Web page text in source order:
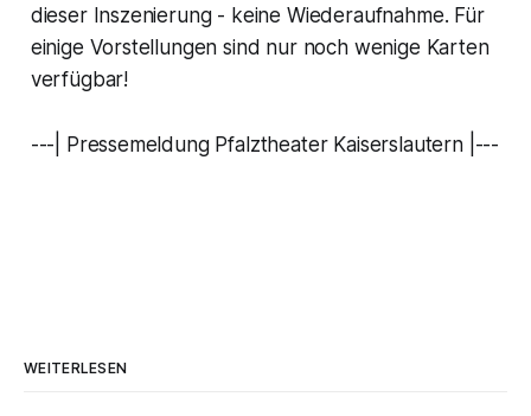
dieser Inszenierung - keine Wiederaufnahme. Für
einige Vorstellungen sind nur noch wenige Karten
verfügbar!
---| Pressemeldung Pfalztheater Kaiserslautern |---
WEITERLESEN